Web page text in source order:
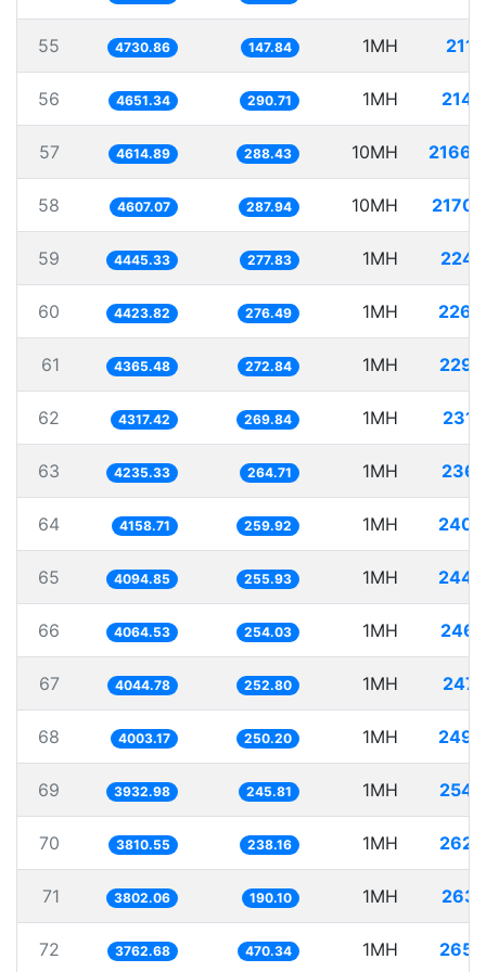
55 4730.86 147.84 1MH
56 4651.34 290.71 1MH
57 4614.89 288.43 10MH
58 4607.07 287.94 10MH
59 4445.33 277.83 1MH
60 4423.82 276.49 1MH
61 4365.48 272.84 1MH
62 4317.42 269.84 1MH
63 4235.33 264.71 1MH
64 4158.71 259.92 1MH
65 4094.85 255.93 1MH
66 4064.53 254.03 1MH
67 4044.78 252.80 1MH
68 4003.17 250.20 1MH
69 3932.98 245.81 1MH
70 3810.55 238.16 1MH
71 3802.06 190.10 1MH
72 3762.68 470.34 1MH